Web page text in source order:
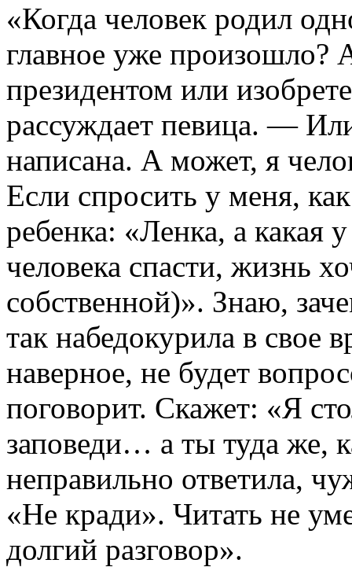
«Когда человек родил
главное уже произошло?
президентом или
рассуждает певица. —
написана. А может, я
Если спросить у меня,
ребенка: «Ленка, а какая
человека спасти, жизнь
собственной)». Знаю,
так набедокурила в свое
наверное, не будет
поговорит. Скажет: «Я
заповеди… а ты туда же,
неправильно ответила,
«Не кради». Читать не
долгий разговор».